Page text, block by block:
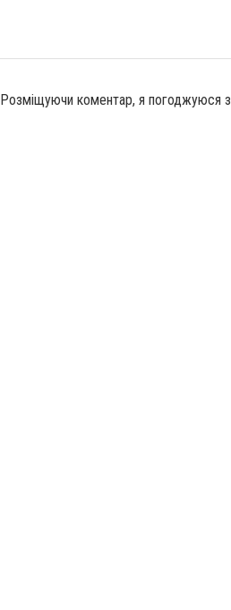
Розміщуючи коментар, я погоджуюся з